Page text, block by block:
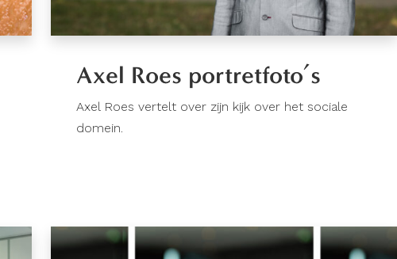
Axel Roes portretfoto’s
Axel Roes vertelt over zijn kijk over het sociale
domein.